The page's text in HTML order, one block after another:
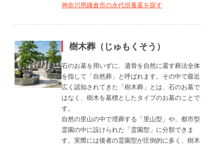
神奈川県鎌倉市の永代供養墓を探す
樹木葬（じゅもくそう）
石のお墓を用いずに、遺骨を自然に還す葬法全体
を指して「自然葬」と呼ばれます。その中で最近
広く認知されてきた「樹木葬」とは、石のお墓で
はなく、樹木を墓標としたタイプのお墓のことで
す。
自然の里山の中で埋葬する「里山型」や、都市型
霊園の中に設けられた「霊園型」に分類できま
す。実際には後者の霊園型が圧倒的に多く、樹木